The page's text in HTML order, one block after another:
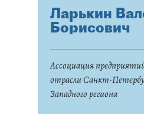
Ларькин
Борисович
Ассоциация
отрасли Санкт-
Западного региона